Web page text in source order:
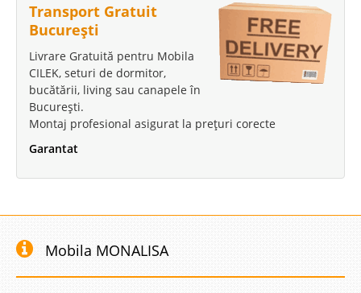
Transport Gratuit
București
Livrare Gratuită pentru Mobila
CILEK, seturi de dormitor,
bucătării, living sau canapele în
București.
Montaj profesional asigurat la prețuri corecte
Garantat
Mobila MONALISA